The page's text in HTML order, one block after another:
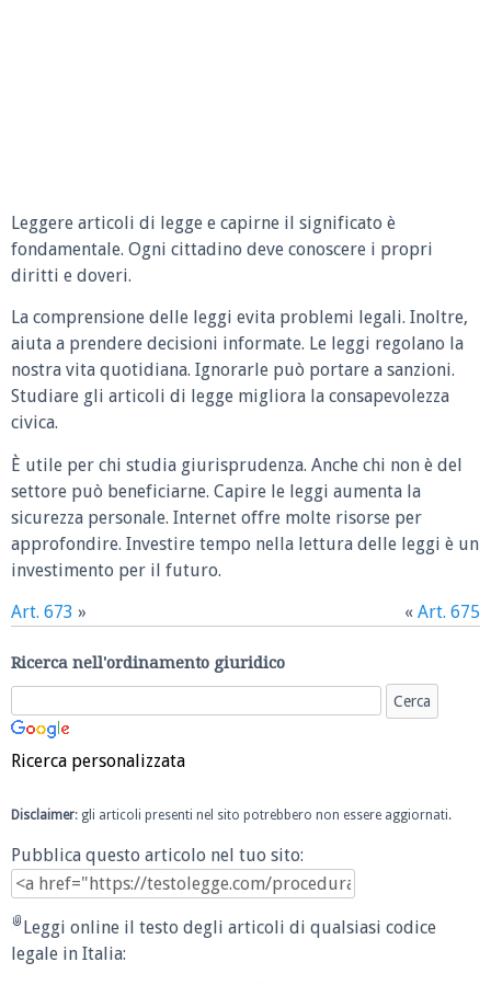
Leggere articoli di legge e capirne il significato è
fondamentale. Ogni cittadino deve conoscere i propri
diritti e doveri.
La comprensione delle leggi evita problemi legali. Inoltre,
aiuta a prendere decisioni informate. Le leggi regolano la
nostra vita quotidiana. Ignorarle può portare a sanzioni.
Studiare gli articoli di legge migliora la consapevolezza
civica.
È utile per chi studia giurisprudenza. Anche chi non è del
settore può beneficiarne. Capire le leggi aumenta la
sicurezza personale. Internet offre molte risorse per
approfondire. Investire tempo nella lettura delle leggi è un
investimento per il futuro.
Art. 673 » « Art. 675
Ricerca nell'ordinamento giuridico
Ricerca personalizzata
Disclaimer: gli articoli presenti nel sito potrebbero non essere aggiornati.
Pubblica questo articolo nel tuo sito:
Leggi online il testo degli articoli di qualsiasi codice
legale in Italia: